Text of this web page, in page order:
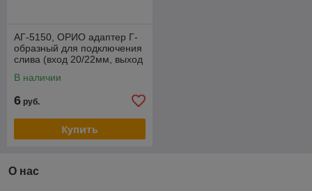
АГ-5150, ОРИО адаптер Г-
образный для подключения
слива (вход 20/22мм, выход
В наличии
6 руб.
Купить
О нас